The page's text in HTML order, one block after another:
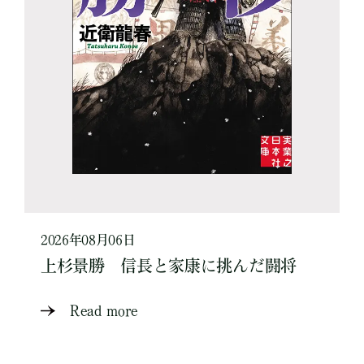
2026年08月06日
上杉景勝 信長と家康に挑んだ闘将
Read more